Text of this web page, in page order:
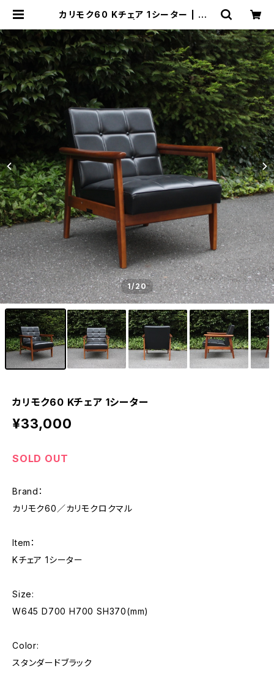
カリモク60 Kチェア 1シーター | トリ
サイクルショップ・古着
1/20
カリモク60 Kチェア 1シーター
¥33,000
SOLD OUT
Brand：
カリモク60／カリモクロクマル
Item：
Kチェア 1シーター
Size:
W645 D700 H700 SH370(mm)
Color:
スタンダードブラック